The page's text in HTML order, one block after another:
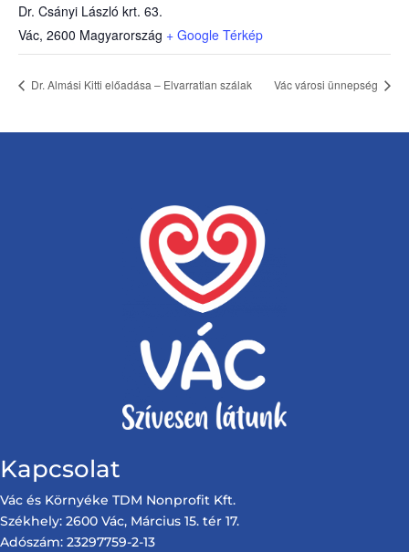
Dr. Csányi László krt. 63.
Vác, 2600 Magyarország + Google Térkép
Dr. Almási Kitti előadása – Elvarratlan szálak Vác városi ünnepség
Kapcsolat
Vác és Környéke TDM Nonprofit Kft.
Székhely: 2600 Vác, Március 15. tér 17.
Adószám: 23297759-2-13